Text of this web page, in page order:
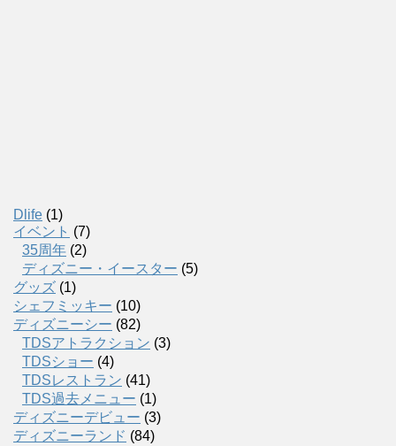
Dlife (1)
イベント (7)
35周年 (2)
ディズニー・イースター (5)
グッズ (1)
シェフミッキー (10)
ディズニーシー (82)
TDSアトラクション (3)
TDSショー (4)
TDSレストラン (41)
TDS過去メニュー (1)
ディズニーデビュー (3)
ディズニーランド (84)